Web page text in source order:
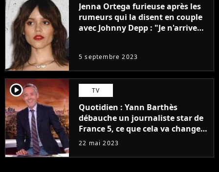
Jenna Ortega furieuse après les
rumeurs qui la disent en couple
avec Johnny Depp : "Je n'arrive
5 septembre 2023
player2 TV
Quotidien : Yann Barthès
débauche un journaliste star de
France 5, ce que cela va changer
à la rentrée
22 mai 2023